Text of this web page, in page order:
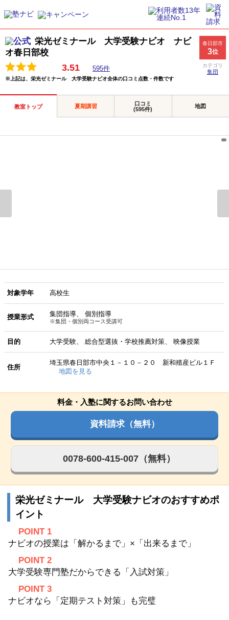
栄光ゼミナール 大学受験ナビオ ナビ
オ春日部校
3.51 595件
※上記は、栄光ゼミナール 大学受験ナビオ全体の口コミ点数・件数です
春日部市
3位
カテゴリ
集団
教室トップ 夏期講習
口コミ
(595件)
地図
対象学年 高校生
授業形式 集団指導 個別指導
※集団・個別両コース受講可
目的 大学受験 総合型選抜・学校推薦対策 映像授業
住所
埼玉県春日部市中央１－１０－２０ 新和殖産ビル１Ｆ
地図を見る
料金・入塾に関するお問い合わせ
資料請求（無料）
0078-600-415-007（無料）
栄光ゼミナール 大学受験ナビオのおすすめポ
イント
POINT 1
ナビオの授業は「解かるまで」×「出来るまで」
POINT 2
大学受験専門塾だからできる「入試対策」
POINT 3
ナビオなら「定期テスト対策」も完璧